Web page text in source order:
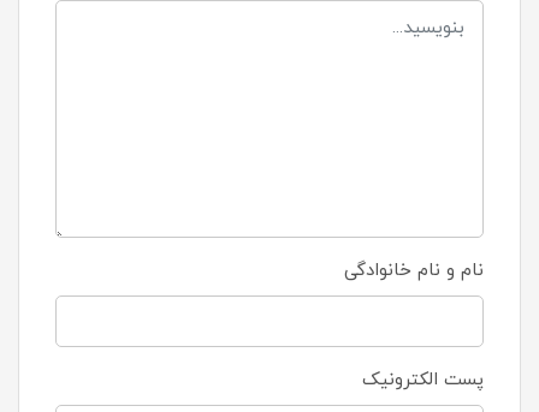
نام و نام خانوادگی
پست الکترونیک